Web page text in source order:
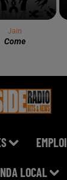
Jain
Come
EMPLOI
LOCAL